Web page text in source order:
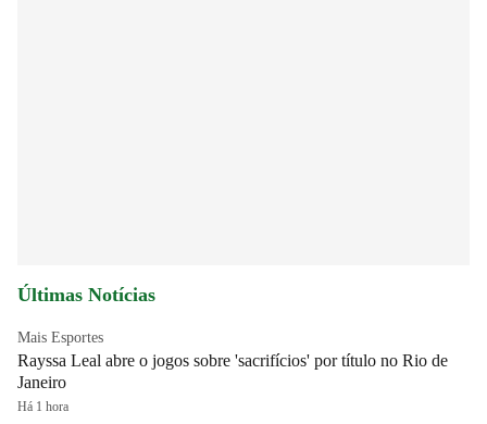
Últimas Notícias
Mais Esportes
Rayssa Leal abre o jogos sobre 'sacrifícios' por título no Rio de
Janeiro
Há 1 hora